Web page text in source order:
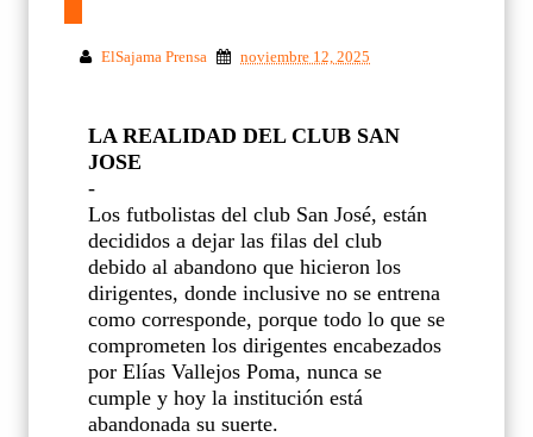
ElSajama Prensa noviembre 12, 2025
LA REALIDAD DEL CLUB SAN
JOSE
-
Los futbolistas del club San José, están
decididos a dejar las filas del club
debido al abandono que hicieron los
dirigentes, donde inclusive no se entrena
como corresponde, porque todo lo que se
comprometen los dirigentes encabezados
por Elías Vallejos Poma, nunca se
cumple y hoy la institución está
abandonada su suerte.